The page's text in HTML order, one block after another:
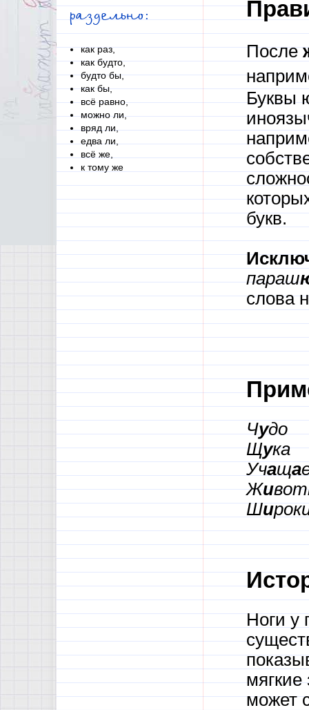
раздельно:
как раз,
как будто,
будто бы,
как бы,
всё равно,
можно ли,
вряд ли,
едва ли,
всё же,
к тому же
После
Буквы
букв.
параш
слова
Чудо
Щука
Учаща
Жи
Ши
Ноги у
мягкие
может